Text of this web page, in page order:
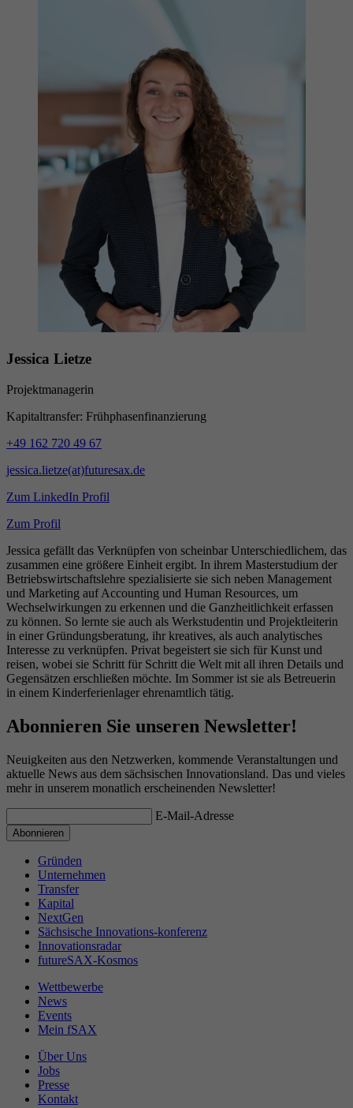
Jessica Lietze
Projektmanagerin
Kapitaltransfer: Frühphasenfinanzierung
+49 162 720 49 67
jessica.lietze(at)futuresax.de
Zum LinkedIn Profil
Zum Profil
Jessica gefällt das Verknüpfen von scheinbar Unterschiedlichem, das
zusammen eine größere Einheit ergibt. In ihrem Masterstudium der
Betriebswirtschaftslehre spezialisierte sie sich neben Management
und Marketing auf Accounting und Human Resources, um
Wechselwirkungen zu erkennen und die Ganzheitlichkeit erfassen
zu können. So lernte sie auch als Werkstudentin und Projektleiterin
in einer Gründungsberatung, ihr kreatives, als auch analytisches
Interesse zu verknüpfen. Privat begeistert sie sich für Kunst und
reisen, wobei sie Schritt für Schritt die Welt mit all ihren Details und
Gegensätzen erschließen möchte. Im Sommer ist sie als Betreuerin
in einem Kinderferienlager ehrenamtlich tätig.
Abonnieren Sie unseren Newsletter!
Neuigkeiten aus den Netzwerken, kommende Veranstaltungen und
aktuelle News aus dem sächsischen Innovationsland. Das und vieles
mehr in unserem monatlich erscheinenden Newsletter!
E-Mail-Adresse
Gründen
Unternehmen
Transfer
Kapital
NextGen
Sächsische Innovations-konferenz
Innovationsradar
futureSAX-Kosmos
Wettbewerbe
News
Events
Mein fSAX
Über Uns
Jobs
Presse
Kontakt